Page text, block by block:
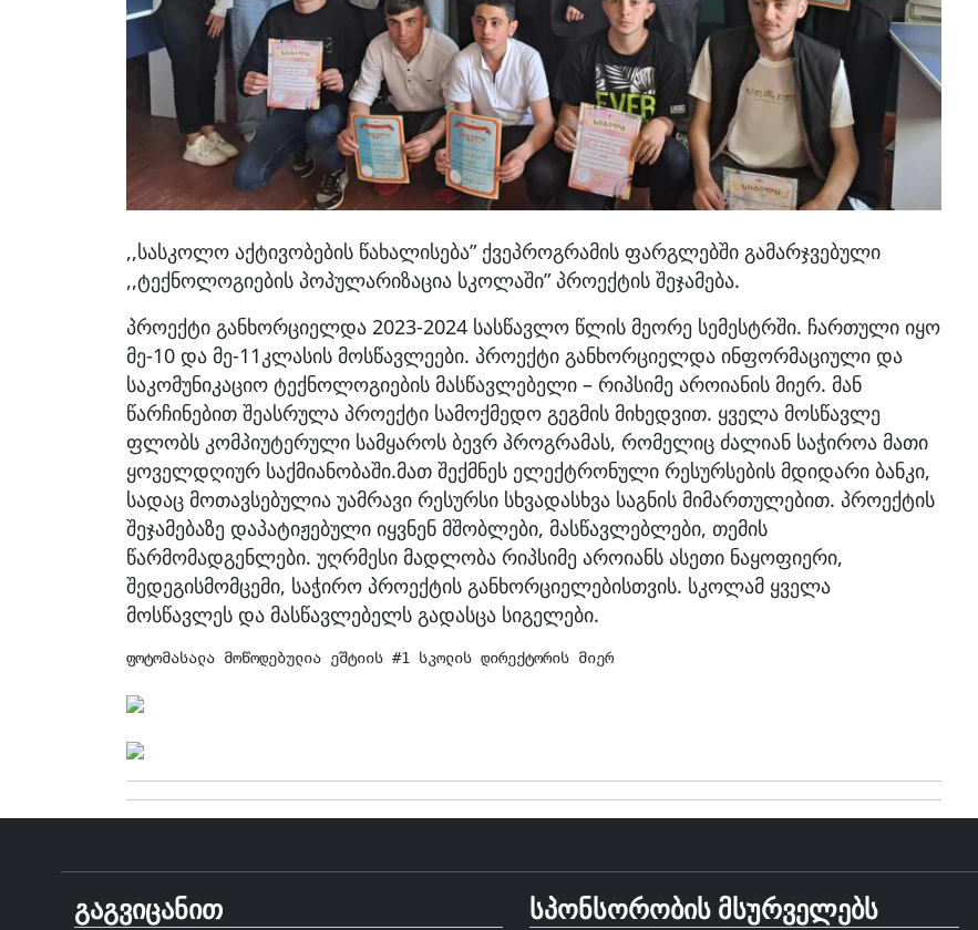
,,სასკოლო აქტივობების წახალისება” ქვეპროგრამის ფარგლებში გამარჯვებული
,,ტექნოლოგიების პოპულარიზაცია სკოლაში” პროექტის შეჯამება.
პროექტი განხორციელდა 2023-2024 სასწავლო წლის მეორე სემესტრში. ჩართული იყო
მე-10 და მე-11კლასის მოსწავლეები. პროექტი განხორციელდა ინფორმაციული და
საკომუნიკაციო ტექნოლოგიების მასწავლებელი – რიპსიმე აროიანის მიერ. მან
წარჩინებით შეასრულა პროექტი სამოქმედო გეგმის მიხედვით. ყველა მოსწავლე
ფლობს კომპიუტერული სამყაროს ბევრ პროგრამას, რომელიც ძალიან საჭიროა მათი
ყოველდღიურ საქმიანობაში.მათ შექმნეს ელექტრონული რესურსების მდიდარი ბანკი,
სადაც მოთავსებულია უამრავი რესურსი სხვადასხვა საგნის მიმართულებით. პროექტის
შეჯამებაზე დაპატიჟებული იყვნენ მშობლები, მასწავლებლები, თემის
წარმომადგენლები. უღრმესი მადლობა რიპსიმე აროიანს ასეთი ნაყოფიერი,
შედეგისმომცემი, საჭირო პროექტის განხორციელებისთვის. სკოლამ ყველა
მოსწავლეს და მასწავლებელს გადასცა სიგელები.
ფოტომასალა მოწოდებულია ეშტიის #1 სკოლის დირექტორის მიერ
გაგვიცანით სპონსორობის მსურველებს